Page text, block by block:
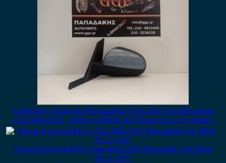
Καθρέπτης Αριστερός Ηλεκτρικός 5 Καλώδια Γκρι Mitsubishi
Colt 2004-2012 , (βίδα στη Βάση, ΔΕΝ κουμπώνει το καπάκι)
Πόρτα Αριστερή Μπλε Ραφ 2004-2012 Mitsubishi Colt 2004-
2012 / Ο3Γ